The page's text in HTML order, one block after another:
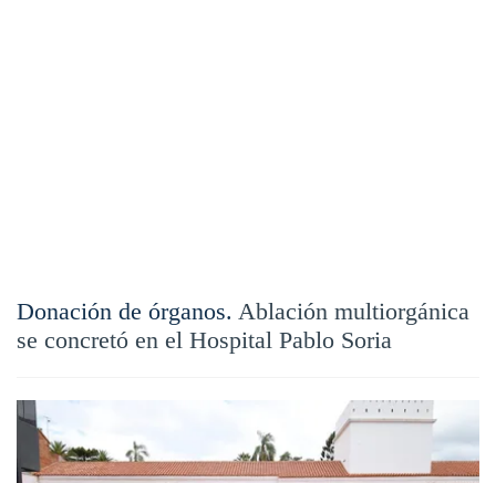
Donación de órganos. Ablación multiorgánica
se concretó en el Hospital Pablo Soria